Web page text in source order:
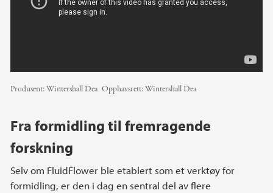
Produsent:Wintershall Dea Opphavsrett:Wintershall Dea
Fra formidling til fremragende
forskning
Selv om FluidFlower ble etablert som et verktøy for
formidling, er den i dag en sentral del av flere